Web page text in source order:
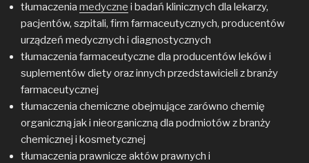
tłumaczenia medyczne i badań klinicznych dla lekarzy,
pacjentów, szpitali, firm farmaceutycznych, producentów
urządzeń medycznych i diagnostycznych
tłumaczenia farmaceutyczne dla producentów leków i
suplementów diety oraz innych przedstawicieli z branży
farmaceutycznej
tłumaczenia chemiczne obejmujące zarówno chemię
organiczną jak i nieorganiczną dla podmiotów z branży
chemicznej i kosmetycznej
tłumaczenia prawnicze aktów prawnych i